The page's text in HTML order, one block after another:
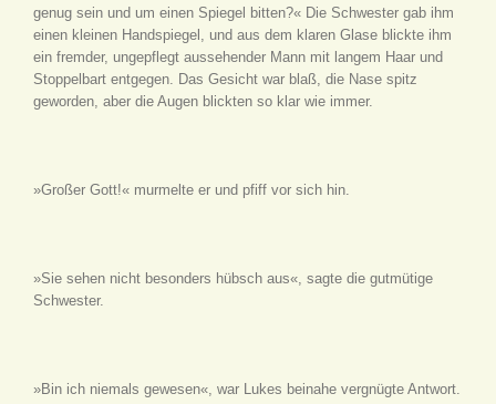
genug sein und um einen Spiegel bitten?« Die Schwester gab ihm
einen kleinen Handspiegel, und aus dem klaren Glase blickte ihm
ein fremder, ungepflegt aussehender Mann mit langem Haar und
Stoppelbart entgegen. Das Gesicht war blaß, die Nase spitz
geworden, aber die Augen blickten so klar wie immer.
»Großer Gott!« murmelte er und pfiff vor sich hin.
»Sie sehen nicht besonders hübsch aus«, sagte die gutmütige
Schwester.
»Bin ich niemals gewesen«, war Lukes beinahe vergnügte Antwort.